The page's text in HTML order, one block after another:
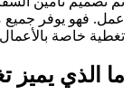
عمل. فهو يوفر جميع
تغطية خاصة
ما الذي يميز